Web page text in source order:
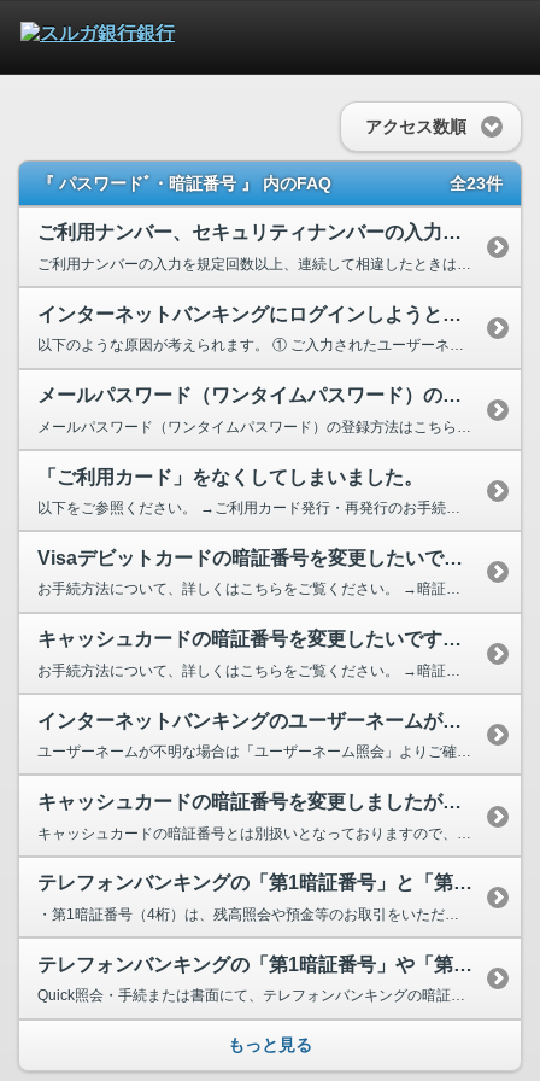
アクセス数順
『 パスワードﾞ・暗証番号 』 内のFAQ 全23件
ご利用ナンバー、セキュリティナンバーの入力を規定回数以上間違えてしまったの...
ご利用ナンバーの入力を規定回数以上、連続して相違したときは、「ご利用カード」の再発行手続が必要...
インターネットバンキングにログインしようとするとエラーメッセージが表示されます。
以下のような原因が考えられます。 ① ご入力されたユーザーネーム、ログインパ...
メールパスワード（ワンタイムパスワード）の登録方法が知りたい
「ご利用カード」をなくしてしまいました。
以下をご参照ください。 →ご利用カード発行・再発行のお手続きについて
Visaデビットカードの暗証番号を変更したいです。
お手続方法について、詳しくはこちらをご覧ください。 →暗証番号変更のお手続について ...
キャッシュカードの暗証番号を変更したいです。（現在の暗証番号がわかる方）
お手続方法について、詳しくはこちらをご覧ください。 →暗証番号変更のお手続について ...
インターネットバンキングのユーザーネームがわかりません
ユーザーネームが不明な場合は「ユーザーネーム照会」よりご確認いただけます。 ⇒ユーザーネーム...
キャッシュカードの暗証番号を変更しましたが、Visaデビットカードの暗証番...
テレフォンバンキングの「第1暗証番号」と「第2暗証番号」とは何ですか？
・第1暗証番号（4桁）は、残高照会や預金等のお取引をいただくとき、ご本人さま確認のため必要とな...
テレフォンバンキングの「第1暗証番号」や「第2暗証番号」の暗証番号を忘れて...
Quick照会・手続または書面にて、テレフォンバンキングの暗証番号変更を行なっていただく必...
もっと見る